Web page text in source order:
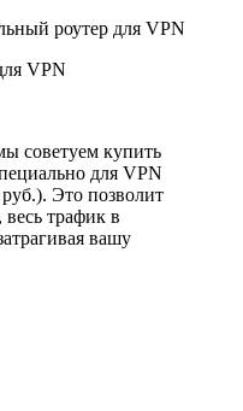
роутер для VPN
VPN
советуем купить
для VPN
руб.). Это позволит
весь трафик в
вашу